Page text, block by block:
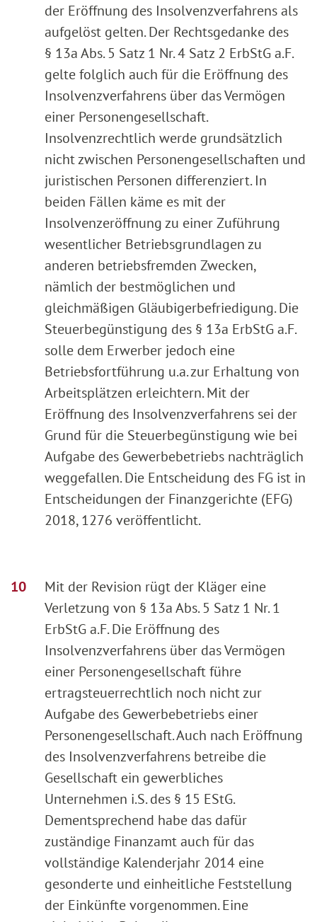
der Eröffnung des Insolvenzverfahrens als
aufgelöst gelten. Der Rechtsgedanke des
§ 13a Abs. 5 Satz 1 Nr. 4 Satz 2 ErbStG a.F.
gelte folglich auch für die Eröffnung des
Insolvenzverfahrens über das Vermögen
einer Personengesellschaft.
Insolvenzrechtlich werde grundsätzlich
nicht zwischen Personengesellschaften und
juristischen Personen differenziert. In
beiden Fällen käme es mit der
Insolvenzeröffnung zu einer Zuführung
wesentlicher Betriebsgrundlagen zu
anderen betriebsfremden Zwecken,
nämlich der bestmöglichen und
gleichmäßigen Gläubigerbefriedigung. Die
Steuerbegünstigung des § 13a ErbStG a.F.
solle dem Erwerber jedoch eine
Betriebsfortführung u.a. zur Erhaltung von
Arbeitsplätzen erleichtern. Mit der
Eröffnung des Insolvenzverfahrens sei der
Grund für die Steuerbegünstigung wie bei
Aufgabe des Gewerbebetriebs nachträglich
weggefallen. Die Entscheidung des FG ist in
Entscheidungen der Finanzgerichte (EFG)
2018, 1276 veröffentlicht.
Mit der Revision rügt der Kläger eine
Verletzung von § 13a Abs. 5 Satz 1 Nr. 1
ErbStG a.F. Die Eröffnung des
Insolvenzverfahrens über das Vermögen
einer Personengesellschaft führe
ertragsteuerrechtlich noch nicht zur
Aufgabe des Gewerbebetriebs einer
Personengesellschaft. Auch nach Eröffnung
des Insolvenzverfahrens betreibe die
Gesellschaft ein gewerbliches
Unternehmen i.S. des § 15 EStG.
Dementsprechend habe das dafür
zuständige Finanzamt auch für das
vollständige Kalenderjahr 2014 eine
gesonderte und einheitliche Feststellung
der Einkünfte vorgenommen. Eine